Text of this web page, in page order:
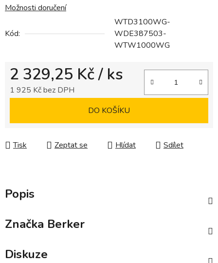
Možnosti doručení
Kód:
WTD3100WG-
WDE387503-
WTW1000WG
2 329,25 Kč/ ks
1 925 Kč bez DPH
DO KOŠÍKU
Tisk Zeptat se Hlídat Sdílet
Popis
Značka Berker
Diskuze